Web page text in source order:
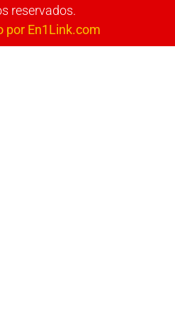
reservados.
por En1Link.com